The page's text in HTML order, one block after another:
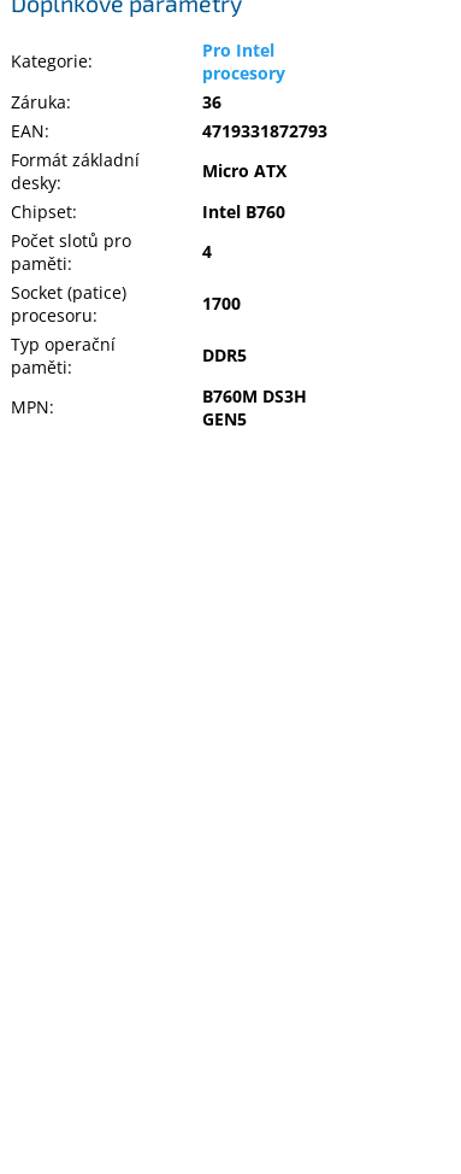
Kategorie:
Pro Intel
procesory
Záruka:
36
EAN:
4719331872793
Formát základní
desky:
Micro ATX
Chipset:
Intel B760
Počet slotů pro
paměti:
4
Socket (patice)
procesoru:
1700
Typ operační
paměti:
DDR5
MPN:
B760M DS3H
GEN5